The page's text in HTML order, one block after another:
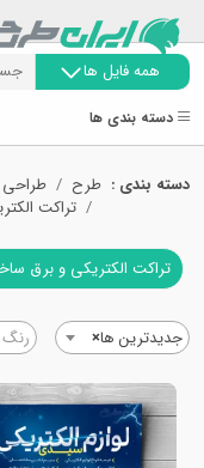
همه فایل ها
دسته بندی ها
دسته بندی : طرح طراحی
تراکت
تراکت الکتریکی و برق
×جدیدترین ها رنگ